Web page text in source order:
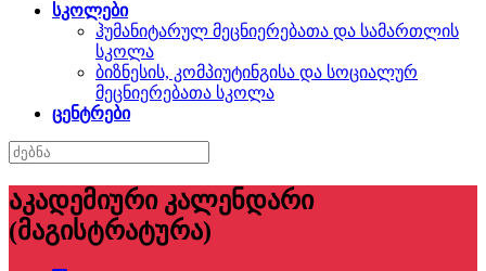
სკოლები
ჰუმანიტარულ მეცნიერებათა და სამართლის
სკოლა
ბიზნესის, კომპიუტინგისა და სოციალურ
მეცნიერებათა სკოლა
ცენტრები
აკადემიური კალენდარი
(მაგისტრატურა)